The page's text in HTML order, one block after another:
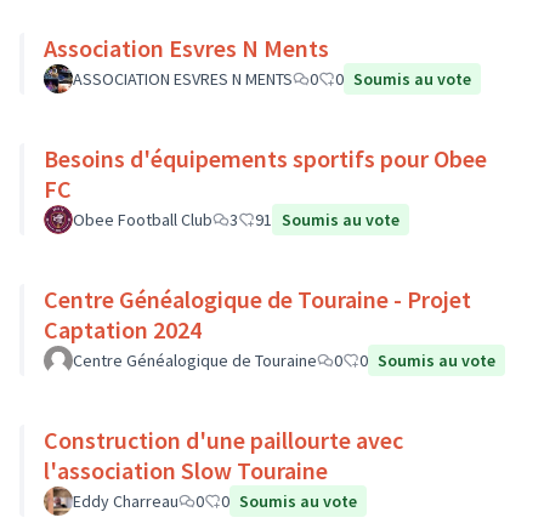
Association Esvres N Ments
ASSOCIATION ESVRES N MENTS 0 0 Soumis au vote
Besoins d'équipements sportifs pour Obee
FC
Obee Football Club 3 91 Soumis au vote
Centre Généalogique de Touraine - Projet
Captation 2024
Centre Généalogique de Touraine 0 0 Soumis au vote
Construction d'une paillourte avec
l'association Slow Touraine
Eddy Charreau 0 0 Soumis au vote